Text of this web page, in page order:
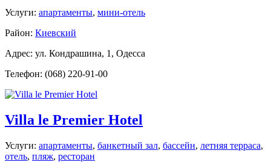
Услуги: апартаменты, мини-отель
Район: Киевский
Адрес: ул. Кондрашина, 1, Одесса
Телефон: (068) 220-91-00
Villa le Premier Hotel
Услуги: апартаменты, банкетный зал, бассейн, летняя терраса,
отель, пляж, ресторан